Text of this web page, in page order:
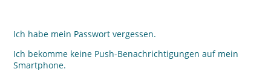
Ich habe mein Passwort vergessen.
Ich bekomme keine Push-Benachrichtigungen auf mein
Smartphone.